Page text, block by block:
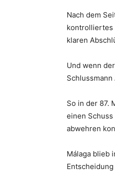
Nach dem
kontrolliertes
klaren
Und wenn
So in der 87.
einen
abwehren
Málaga blieb